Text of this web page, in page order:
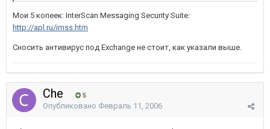
Мои 5 копеек: InterScan Messaging Security Suite:
http://apl.ru/imss.htm
Сносить антивирус под Exchange не стоит, как указали выше.
Che 5
Опубликовано Февраль 11, 2006